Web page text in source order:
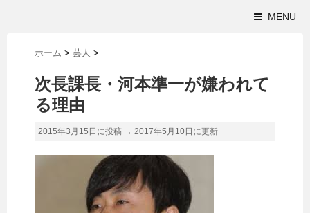
MENU
ホーム > 芸人 >
次長課長・河本準一が嫌われて
る理由
2015年3月15日に投稿 → 2017年5月10日 に更新